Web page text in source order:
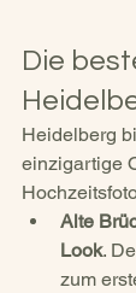
Die
Heidelberg
einzigartige
Alte
Look.
zum